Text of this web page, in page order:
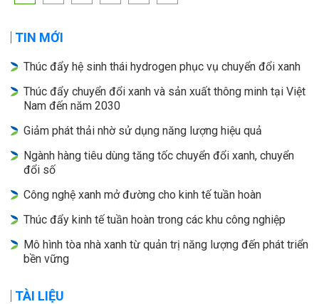
TIN MỚI
Thúc đẩy hệ sinh thái hydrogen phục vụ chuyển đổi xanh
Thúc đẩy chuyển đổi xanh và sản xuất thông minh tại Việt
Nam đến năm 2030
Giảm phát thải nhờ sử dụng năng lượng hiệu quả
Ngành hàng tiêu dùng tăng tốc chuyển đổi xanh, chuyển
đổi số
Công nghệ xanh mở đường cho kinh tế tuần hoàn
Thúc đẩy kinh tế tuần hoàn trong các khu công nghiệp
Mô hình tòa nhà xanh từ quản trị năng lượng đến phát triển
bền vững
TÀI LIỆU